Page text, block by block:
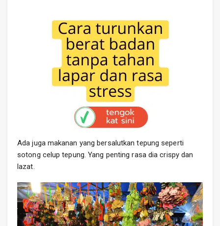
Ada juga makanan yang bersalutkan tepung seperti
sotong celup tepung. Yang penting rasa dia crispy dan
lazat.